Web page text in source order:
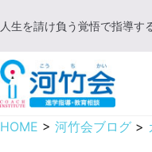
人生を請け負う覚悟で指導す
HOME > 河竹会ブログ >